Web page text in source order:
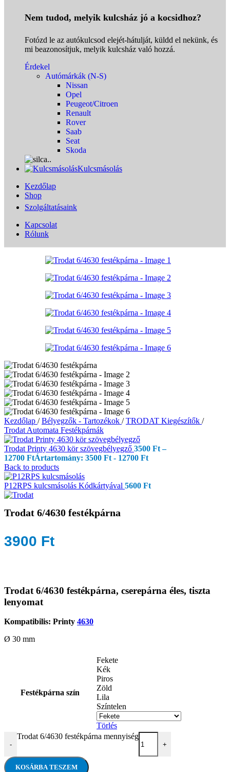
Nem tudod, melyik kulcsház jó a kocsidhoz?
Fotózd le az autókulcsod elejét-hátulját, küldd el nekünk, és
mi beazonosítjuk, melyik kulcsház való hozzá.
Érdekel
Autómárkák (N-S)
Nissan
Opel
Peugeot/Citroen
Renault
Rover
Saab
Seat
Skoda
Kulcsmásolás
Kezdőlap
Shop
Szolgáltatásaink
Kapcsolat
Rólunk
Kezdőlap / Bélyegzők - Tartozékok / TRODAT Kiegészítők /
Trodat Automata Festékpárnák
Trodat Printy 4630 kör szövegbélyegző 3500 Ft –
12700 FtÁrtartomány: 3500 Ft - 12700 Ft
Back to products
P12RPS kulcsmásolás Kódkártyával 5600 Ft
Trodat 6/4630 festékpárna
3900 Ft
Trodat 6/4630 festékpárna, cserepárna éles, tiszta
lenyomat
Kompatibilis: Printy 4630
Ø 30 mm
Festékpárna szín
Fekete
Kék
Piros
Zöld
Lila
Színtelen
Törlés
-
Trodat 6/4630 festékpárna mennyiség
+
KOSÁRBA TESZEM